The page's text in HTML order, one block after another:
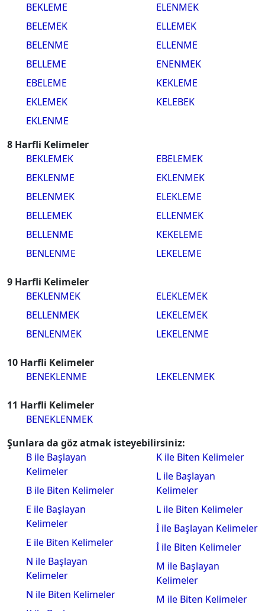
BEKLEME
BELEMEK
BELENME
BELLEME
EBELEME
EKLEMEK
EKLENME
ELENMEK
ELLEMEK
ELLENME
ENENMEK
KEKLEME
KELEBEK
8 Harfli Kelimeler
BEKLEMEK
BEKLENME
BELENMEK
BELLEMEK
BELLENME
BENLENME
EBELEMEK
EKLENMEK
ELEKLEME
ELLENMEK
KEKELEME
LEKELEME
9 Harfli Kelimeler
BEKLENMEK
BELLENMEK
BENLENMEK
ELEKLEMEK
LEKELEMEK
LEKELENME
10 Harfli Kelimeler
BENEKLENME
LEKELENMEK
11 Harfli Kelimeler
BENEKLENMEK
Şunlara da göz atmak isteyebilirsiniz:
B ile Başlayan
Kelimeler
B ile Biten Kelimeler
E ile Başlayan
Kelimeler
E ile Biten Kelimeler
N ile Başlayan
Kelimeler
N ile Biten Kelimeler
K ile Biten Kelimeler
L ile Başlayan
Kelimeler
L ile Biten Kelimeler
İ ile Başlayan Kelimeler
İ ile Biten Kelimeler
M ile Başlayan
Kelimeler
M ile Biten Kelimeler